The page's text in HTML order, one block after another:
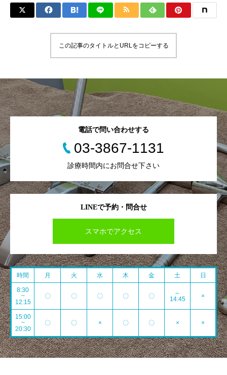
この記事のタイトルとURLをコピーする
LINEで予約・問合せ
スマホでアクセス
電話で問い合わせする
03-3867-1131
診療時間内にお問合せ下さい
時間 月 火 水 木 金 土 日
8:30
~
12:15
〇 〇 〇 〇 〇
～
14:45
×
15:00
~
20:30
〇 〇 × 〇 〇 × ×